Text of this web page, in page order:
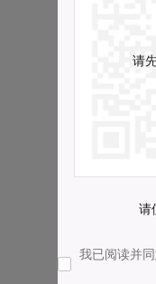
请
请
我已阅读并